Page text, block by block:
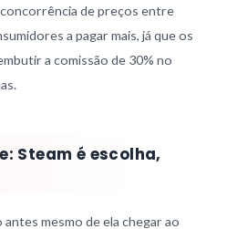
concorrência de preços entre
a pagar mais, já que os
a comissão de 30% no
Steam é escolha,
mesmo de ela chegar ao